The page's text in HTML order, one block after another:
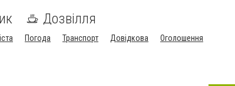
Дозвілля
Погода Транспорт Довідкова Оголошення